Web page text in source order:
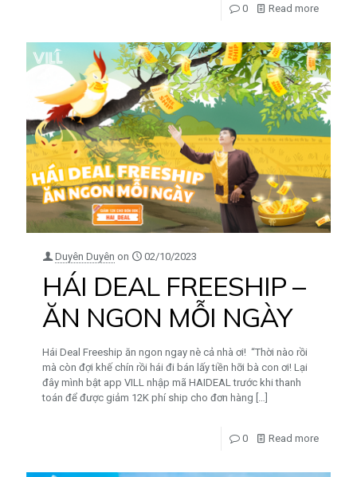
0 Read more
Duyên Duyên on 02/10/2023
HÁI DEAL FREESHIP –
ĂN NGON MỖI NGÀY
Hái Deal Freeship ăn ngon ngay nè cả nhà ơi! “Thời nào rồi
mà còn đợi khế chín rồi hái đi bán lấy tiền hỡi bà con ơi! Lại
đây mình bật app VILL nhập mã HAIDEAL trước khi thanh
toán để được giảm 12K phí ship cho đơn hàng
0 Read more